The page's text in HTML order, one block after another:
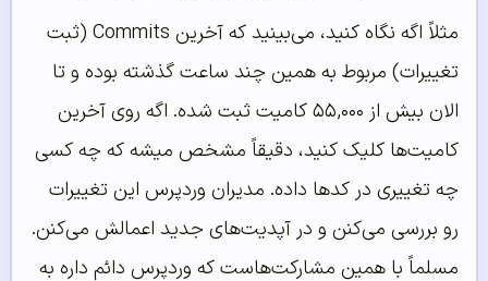
مثلاً اگه نگاه کنید، می‌بینید که آخرین Commits (ثبت
تغییرات) مربوط به همین چند ساعت گذشته بوده و تا
الان بیش از ۵۵,۰۰۰ کامیت ثبت شده. اگه روی آخرین
کامیت‌ها کلیک کنید، دقیقاً مشخص میشه که چه کسی
چه تغییری در کدها داده. مدیران وردپرس این تغییرات
رو بررسی می‌کنن و در آپدیت‌های جدید اعمالش می‌کنن.
مسلماً با همین مشارکت‌هاست که وردپرس دائم داره به